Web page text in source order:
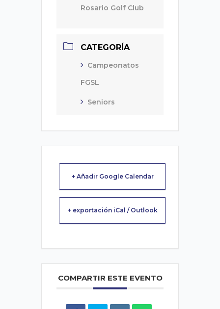
Rosario Golf Club
CATEGORÍA
Campeonatos
FGSL
Seniors
+ Añadir Google Calendar
+ exportación iCal / Outlook
COMPARTIR ESTE EVENTO